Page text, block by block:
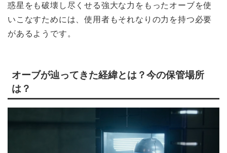
惑星をも破壊し尽くせる強大な力をもったオーブを使
いこなすためには、使用者もそれなりの力を持つ必要
があるようです。
オーブが辿ってきた経緯とは？今の保管場所
は？